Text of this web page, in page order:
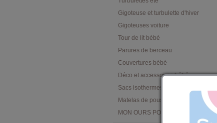
Gigoteuse et turbulette d'hiver
Gigoteuses voiture
Tour de lit bébé
Parures de berceau
Couvertures bébé
Déco et accessoires bébé
Sacs isothermes
Matelas de poussette
MON OURS POLAIRE